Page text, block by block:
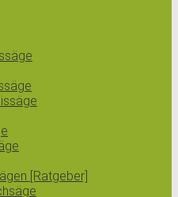
[Ratgeber]